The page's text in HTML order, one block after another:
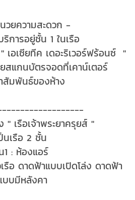
วยความสะดวก -
การอยู่ชั้น 1 ในเรือ
อเซียทีค เดอะริเวอร์ฟร้อนซ์ "
สแกนบัตรจอดที่เคาน์เตอร์
สัมพันธ์ของห้าง
เรือเจ้าพระยาครุยส์ "
นเรือ 2 ชั้น
1 : ห้องแอร์
รือ ดาดฟ้าแบบเปิดโล่ง ดาดฟ้า
บบมีหลังคา